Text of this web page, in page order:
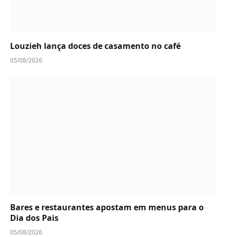
Louzieh lança doces de casamento no café
05/08/2026
Bares e restaurantes apostam em menus para o
Dia dos Pais
05/08/2026